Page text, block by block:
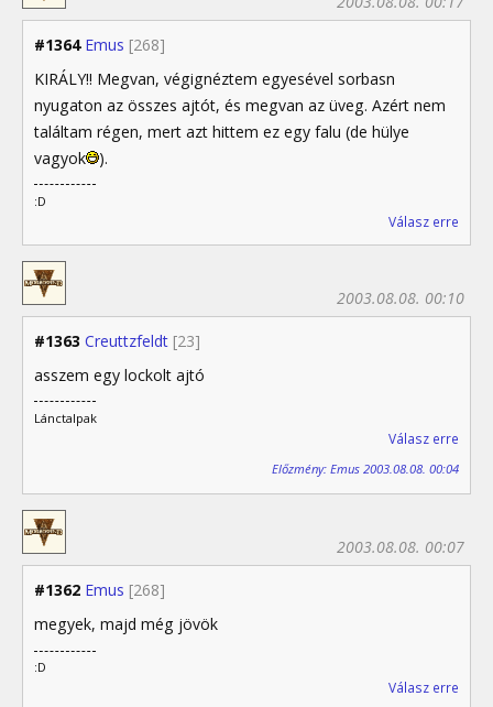
#1364 Emus [268]
KIRÁLY!! Megvan, végignéztem egyesével sorbasn
nyugaton az összes ajtót, és megvan az üveg. Azért nem
találtam régen, mert azt hittem ez egy falu (de hülye
vagyok
).
:D
Válasz erre
#1363 Creuttzfeldt [23]
2003.08.08. 00:10
asszem egy lockolt ajtó
Lánctalpak
Válasz erre
Előzmény: Emus 2003.08.08. 00:04
#1362 Emus [268]
2003.08.08. 00:07
megyek, majd még jövök
:D
Válasz erre